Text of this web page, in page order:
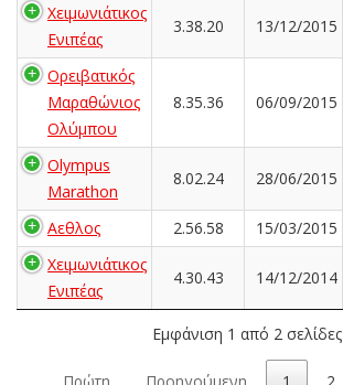
Χειμωνιάτικος
Ενιπέας
3.38.20 13/12/2015
Ορειβατικός
Μαραθώνιος
Ολύμπου
8.35.36 06/09/2015
Olympus
Marathon
8.02.24 28/06/2015
Αεθλος 2.56.58 15/03/2015
Χειμωνιάτικος
Ενιπέας
4.30.43 14/12/2014
Εμφάνιση 1 από 2 σελίδες